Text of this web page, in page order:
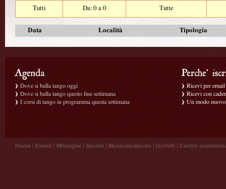
Tutti
Da: 0 a 0 Tutte
Data Località Tipologia
Dove si balla tango oggi
Dove si balla tango questo fine settimana
I corsi di tango in programma questa settimana
Ricevi per
Ricevi con
Un modo
Home | Eventi | Milonghe | Scuole | Musicalizadores | Iscriviti | Centro